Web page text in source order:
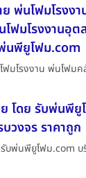
พ่นโฟมโรงง
ฟมโรงงานอุ
นพียูโฟม.com
มโรงงาน พ่นโฟม
โดย รับพ่นพียู
วงจร ราคาถูก
บพ่นพียูโฟม.com